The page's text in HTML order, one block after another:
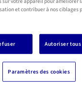
*
et contribuer à nos ciblages
Autoriser
Paramètres des cookies